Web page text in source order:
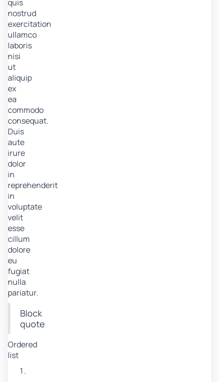
quis
nostrud
exercitation
ullamco
laboris
nisi
ut
aliquip
ex
ea
commodo
consequat.
Duis
aute
irure
dolor
in
reprehenderit
in
voluptate
velit
esse
cillum
dolore
eu
fugiat
nulla
pariatur.
Block
quote
Ordered
list